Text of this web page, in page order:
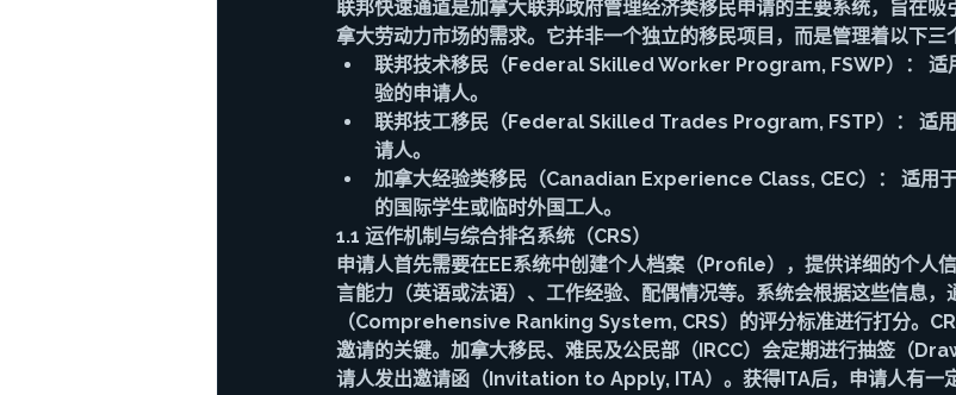
联邦快速通道是加拿大联邦政府管理经济类移民申请的主要系统，旨在吸
拿大劳动力市场的需求。它并非一个独立的移民项目，而是管理着以下三
联邦技术移民（Federal Skilled Worker Program, FSWP）： 适
验的申请人。
联邦技工移民（Federal Skilled Trades Program, FSTP）： 适用
请人。
加拿大经验类移民（Canadian Experience Class, CEC）： 适用
的国际学生或临时外国工人。
1.1 运作机制与综合排名系统（CRS）
申请人首先需要在EE系统中创建个人档案（Profile），提供详细的个人
言能力（英语或法语）、工作经验、配偶情况等。系统会根据这些信息，
（Comprehensive Ranking System, CRS）的评分标准进行打分。
邀请的关键。加拿大移民、难民及公民部（IRCC）会定期进行抽签（
请人发出邀请函（Invitation to Apply, ITA）。获得ITA后，申请人有一